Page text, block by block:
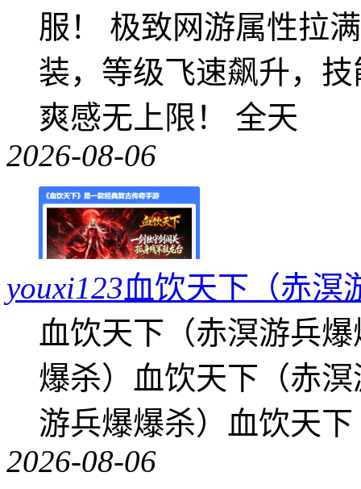
服！ 极致网游属性拉
装，等级飞速飙升，
爽感无上限！ 全天
2026-08-06
youxi123血饮天下（赤溟
血饮天下（赤溟游兵
爆杀）血饮天下（赤
游兵爆爆杀）血饮天
2026-08-06